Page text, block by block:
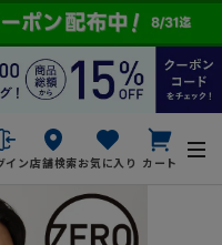
イン店舗検索お気に入り カート